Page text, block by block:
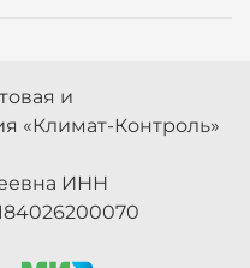
и
«Климат-Контроль»
ИНН